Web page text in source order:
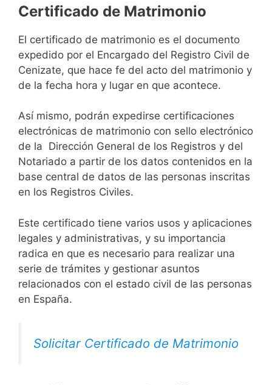
Certificado de Matrimonio
El certificado de matrimonio es el documento
expedido por el Encargado del Registro Civil de
Cenizate, que hace fe del acto del matrimonio y
de la fecha hora y lugar en que acontece.
Así mismo, podrán expedirse certificaciones
electrónicas de matrimonio con sello electrónico
de la Dirección General de los Registros y del
Notariado a partir de los datos contenidos en la
base central de datos de las personas inscritas
en los Registros Civiles.
Este certificado tiene varios usos y aplicaciones
legales y administrativas, y su importancia
radica en que es necesario para realizar una
serie de trámites y gestionar asuntos
relacionados con el estado civil de las personas
en España.
Solicitar Certificado de Matrimonio